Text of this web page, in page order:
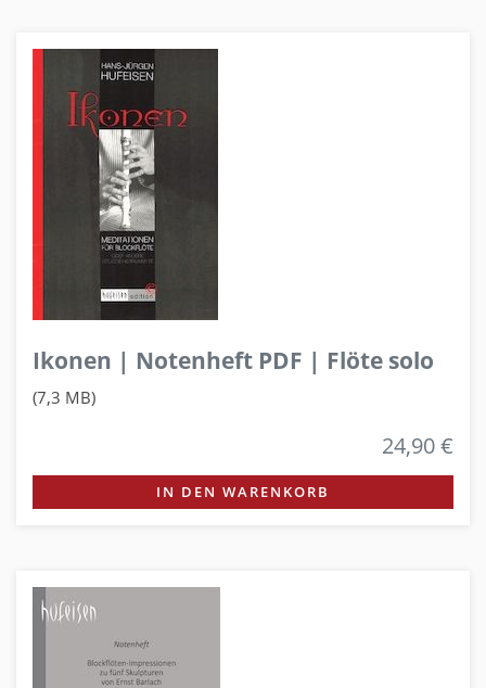
Ikonen | Notenheft PDF | Flöte solo
(7,3 MB)
24,90 €
IN DEN WARENKORB